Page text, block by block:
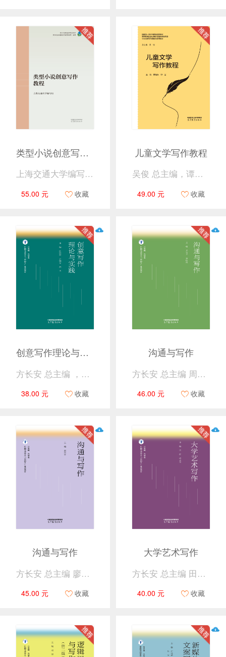
类型小说创意写作教程
上海交通大学编写组 吴俊 主编
55.00 元 收藏
儿童文学写作教程
吴俊 总主编，谭旭东、邹莹 主编
49.00 元 收藏
创意写作理论与实践
方长安 总主编 ，陈晓辉、安晓东、苏岑 主编
38.00 元 收藏
沟通与写作
方长安 总主编 周金声 杨晓霞 主编
46.00 元 收藏
沟通与写作
方长安 总主编 廖高会 主编
45.00 元 收藏
大学艺术写作
方长安 总主编 田源、凌孟华 主编
40.00 元 收藏